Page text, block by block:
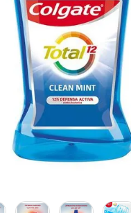
teste gravidez
ºesmalte